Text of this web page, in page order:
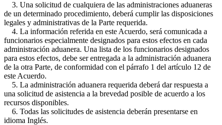
3. Una solicitud de cualquiera de las administraciones aduaneras
de un determinado procedimiento, deberá cumplir las disposiciones
legales y administrativas de la Parte requerida.
4. La información referida en este Acuerdo, será comunicada a
funcionarios especialmente designados para estos efectos en cada
administración aduanera. Una lista de los funcionarios designados
para estos efectos, debe ser entregada a la administración aduanera
de la otra Parte, de conformidad con el párrafo 1 del artículo 12 de
este Acuerdo.
5. La administración aduanera requerida deberá dar respuesta a
una solicitud de asistencia a la brevedad posible de acuerdo a los
recursos disponibles.
6. Todas las solicitudes de asistencia deberán presentarse en
idioma Inglés.